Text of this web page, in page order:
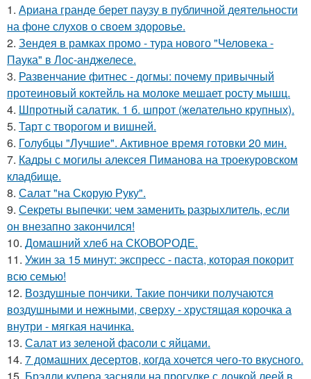
1. Ариана гранде берет паузу в публичной деятельности
на фоне слухов о своем здоровье.
2. Зендея в рамках промо - тура нового "Человека -
Паука" в Лос-анджелесе.
3. Развенчание фитнес - догмы: почему привычный
протеиновый коктейль на молоке мешает росту мышц.
4. Шпротный салатик. 1 б. шпрот (желательно крупных).
5. Тарт с творогом и вишней.
6. Голубцы "Лучшие". Активное время готовки 20 мин.
7. Кадры с могилы алексея Пиманова на троекуровском
кладбище.
8. Салат "на Скорую Руку".
9. Секреты выпечки: чем заменить разрыхлитель, если
он внезапно закончился!
10. Домашний хлеб на СКОВОРОДЕ.
11. Ужин за 15 минут: экспресс - паста, которая покорит
всю семью!
12. Воздушные пончики. Такие пончики получаются
воздушными и нежными, сверху - хрустящая корочка а
внутри - мягкая начинка.
13. Салат из зеленой фасоли с яйцами.
14. 7 домашних десертов, когда хочется чего-то вкусного.
15. Брэдли купера засняли на прогулке с дочкой леей в